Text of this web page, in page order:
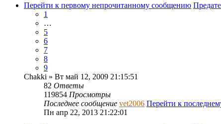
Перейти к первому непрочитанному сообщению
1
…
5
6
7
8
9
Chakki » Вт май 12, 2009 21:15:51
82 Ответы
119854 Просмотры
Последнее сообщение vet2006 Перейти к
Пн апр 22, 2013 21:22:01